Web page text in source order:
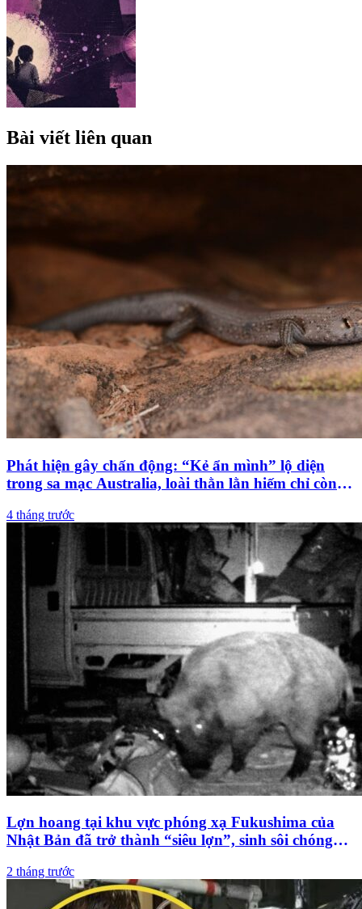
Bài viết liên quan
Phát hiện gây chấn động: “Kẻ ẩn mình” lộ diện
trong sa mạc Australia, loài thằn lằn hiếm chỉ còn
4 tháng trước
Lợn hoang tại khu vực phóng xạ Fukushima của
Nhật Bản đã trở thành “siêu lợn”, sinh sôi chóng
2 tháng trước